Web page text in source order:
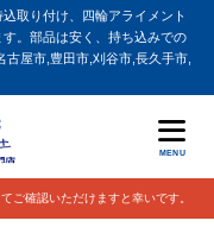
取り付け、四輪アライメント
。部品は安く、持ち込みでの
屋市,豊田市,刈谷市,長久手市,
MENU
ご確認いただけますと幸いです。